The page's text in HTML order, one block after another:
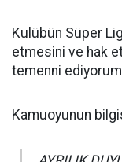
Kulübün Süper
etmesini ve hak
temenni
Kamuoyunun